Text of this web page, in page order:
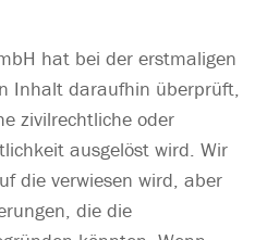
hat bei der erstmaligen
Inhalt daraufhin überprüft,
zivilrechtliche oder
ausgelöst wird. Wir
die verwiesen wird, aber
die die